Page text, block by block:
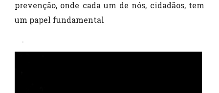
prevenção, onde cada um de nós, cidadãos, tem
um papel fundamental
.